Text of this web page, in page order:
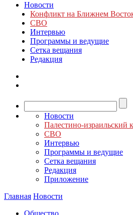
Новости
Конфликт на Ближнем
СВО
Интервью
Программы и ведущие
Сетка вещания
Редакция
Новости
Палестино-израильский
СВО
Интервью
Программы и ведущие
Сетка вещания
Редакция
Приложение
Главная Новости
Общество